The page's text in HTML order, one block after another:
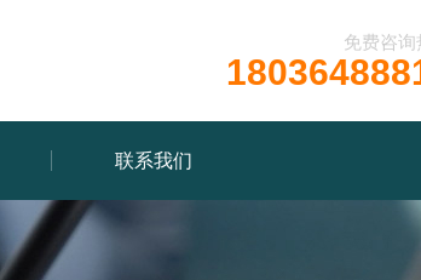
免费咨询
联系我们